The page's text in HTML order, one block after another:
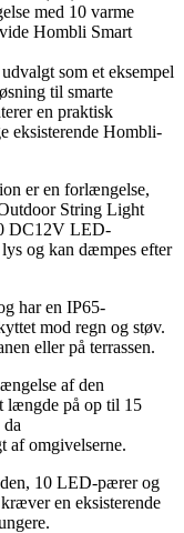
med 10 varme
Hombli Smart
som et eksempel
til smarte
en praktisk
eksisterende Hombli-
er en forlængelse,
String Light
DC12V LED-
og kan dæmpes efter
har en IP65-
mod regn og støv.
eller på terrassen.
af den
længde på op til 15
af omgivelserne.
10 LED-pærer og
en eksisterende